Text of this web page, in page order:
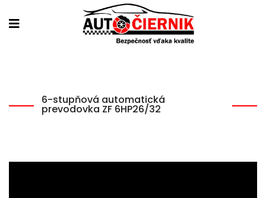
6-stupňová automatická
prevodovka ZF 6HP26/32